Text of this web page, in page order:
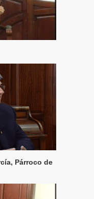
Párroco de